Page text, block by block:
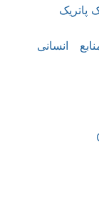
پاتریک
انسانی